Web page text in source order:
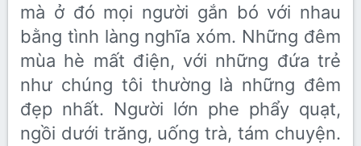
mà ở đó mọi người gắn bó với nhau
bằng tình làng nghĩa xóm. Những đêm
mùa hè mất điện, với những đứa trẻ
như chúng tôi thường là những đêm
đẹp nhất. Người lớn phe phẩy quạt,
ngồi dưới trăng, uống trà, tám chuyện.